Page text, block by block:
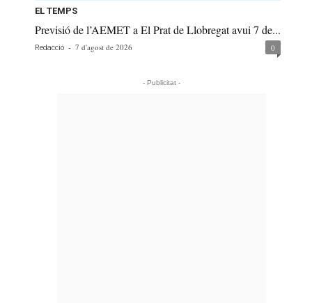
EL TEMPS
Previsió de l’AEMET a El Prat de Llobregat avui 7 de...
Redacció - 7 d'agost de 2026 0
- Publicitat -